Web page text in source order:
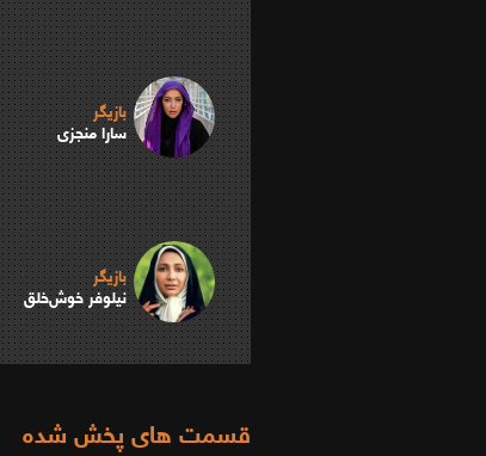
بازیگر
سارا منجزی
بازیگر
نیلوفر خوش‌خلق
قسمت های پخش شده